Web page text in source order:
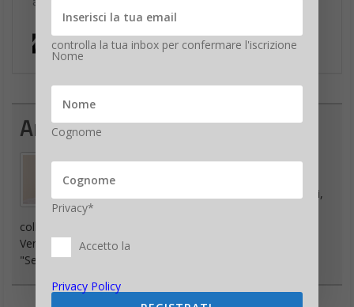
Andrea Indiano
Giornalista con la passione per il cinema e le
innovazioni, attento alle tematiche ambientali,
ha vissuto per anni a Los Angeles da dove ha
collaborato con diverse testate italiane. Ha studiato a
Venezia e in Giappone, autore dei libri "Hollywood Noir" e
"Settology".
controlla la tua inbox per confermare l'iscrizione
Nome
Cognome
Privacy*
Accetto la
Privacy Policy